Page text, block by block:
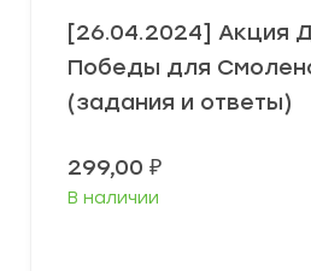
[26.04.2024] Акция
Победы для
(задания и ответы)
299,00 ₽
В наличии